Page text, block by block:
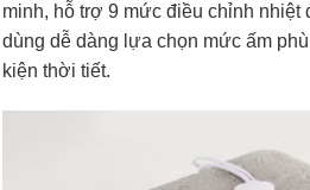
minh, hỗ trợ 9 mức điều chỉnh
dùng dễ dàng lựa chọn mức ấm
kiện thời tiết.